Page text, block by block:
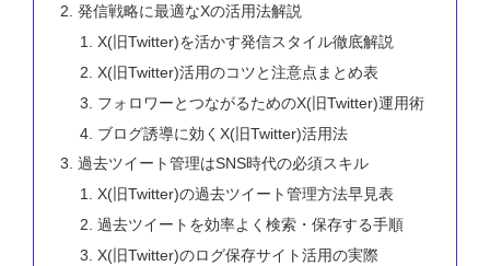
発信戦略に最適なXの活用法解説
X(旧Twitter)を活かす発信スタイル徹底解説
X(旧Twitter)活用のコツと注意点まとめ表
フォロワーとつながるためのX(旧Twitter)運用術
ブログ誘導に効くX(旧Twitter)活用法
過去ツイート管理はSNS時代の必須スキル
X(旧Twitter)の過去ツイート管理方法早見表
過去ツイートを効率よく検索・保存する手順
X(旧Twitter)のログ保存サイト活用の実際